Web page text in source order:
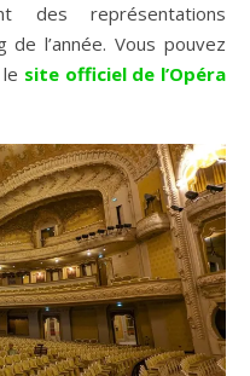
des représentations
l’année. Vous pouvez
site officiel de l’Opéra